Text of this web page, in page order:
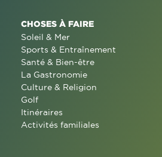
CHOSES À FAIRE
Soleil & Mer
Sports & Entraînement
Santé & Bien-être
La Gastronomie
Culture & Religion
Golf
Itinéraires
Activités familiales